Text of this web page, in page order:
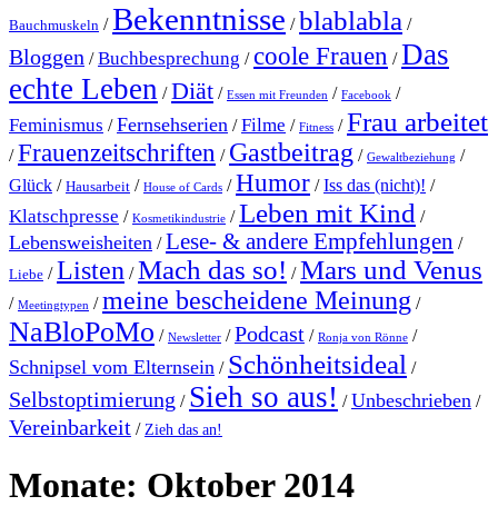
Bauchmuskeln /Bekenntnisse /blablabla /
Bloggen /Buchbesprechung /coole Frauen /Das
echte Leben /Diät / Essen mit Freunden / Facebook /
Feminismus /Fernsehserien /Filme / Fitness /Frau arbeitet
/Frauenzeitschriften / Gastbeitrag / Gewaltbeziehung /
Glück / Hausarbeit / House of Cards /Humor /Iss das (nicht)! /
Klatschpresse / Kosmetikindustrie /Leben mit Kind /
Lebensweisheiten /Lese- & andere Empfehlungen /
Liebe /Listen /Mach das so! /Mars und Venus
/ Meetingtypen /meine bescheidene Meinung /
NaBloPoMo / Newsletter /Podcast / Ronja von Rönne /
Schnipsel vom Elternsein / Schönheitsideal /
Selbstoptimierung / Sieh so aus! /Unbeschrieben /
Vereinbarkeit / Zieh das an!
Monate: Oktober 2014